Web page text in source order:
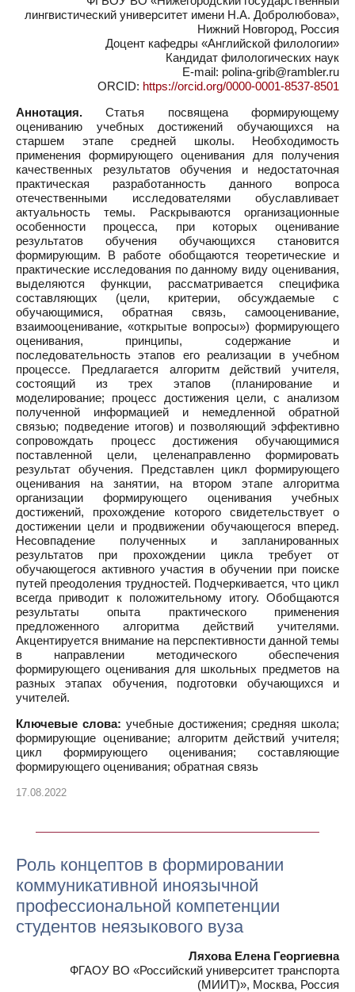
лингвистический университет имени Н.А. Добролюбова»,
Нижний Новгород, Россия
Доцент кафедры «Английской филологии»
Кандидат филологических наук
E-mail: polina-grib@rambler.ru
ORCID: https://orcid.org/0000-0001-8537-8501
Аннотация. Статья посвящена формирующему
оцениванию учебных достижений обучающихся на
старшем этапе средней школы. Необходимость
применения формирующего оценивания для получения
качественных результатов обучения и недостаточная
практическая разработанность данного вопроса
отечественными исследователями обуславливает
актуальность темы. Раскрываются организационные
особенности процесса, при которых оценивание
результатов обучения обучающихся становится
формирующим. В работе обобщаются теоретические и
практические исследования по данному виду оценивания,
выделяются функции, рассматривается специфика
составляющих (цели, критерии, обсуждаемые с
обучающимися, обратная связь, самооценивание,
взаимооценивание, «открытые вопросы») формирующего
оценивания, принципы, содержание и
последовательность этапов его реализации в учебном
процессе. Предлагается алгоритм действий учителя,
состоящий из трех этапов (планирование и
моделирование; процесс достижения цели, с анализом
полученной информацией и немедленной обратной
связью; подведение итогов) и позволяющий эффективно
сопровождать процесс достижения обучающимися
поставленной цели, целенаправленно формировать
результат обучения. Представлен цикл формирующего
оценивания на занятии, на втором этапе алгоритма
организации формирующего оценивания учебных
достижений, прохождение которого свидетельствует о
достижении цели и продвижении обучающегося вперед.
Несовпадение полученных и запланированных
результатов при прохождении цикла требует от
обучающегося активного участия в обучении при поиске
путей преодоления трудностей. Подчеркивается, что цикл
всегда приводит к положительному итогу. Обобщаются
результаты опыта практического применения
предложенного алгоритма действий учителями.
Акцентируется внимание на перспективности данной темы
в направлении методического обеспечения
формирующего оценивания для школьных предметов на
разных этапах обучения, подготовки обучающихся и
учителей.
Ключевые слова: учебные достижения; средняя школа;
формирующие оценивание; алгоритм действий учителя;
цикл формирующего оценивания; составляющие
формирующего оценивания; обратная связь
17.08.2022
Роль концептов в формировании
коммуникативной иноязычной
профессиональной компетенции
студентов неязыкового вуза
Ляхова Елена Георгиевна
ФГАОУ ВО «Российский университет транспорта
(МИИТ)», Москва, Россия